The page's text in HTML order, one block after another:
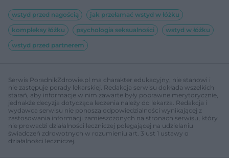
wstyd przed nagością
jak przełamać wstyd w łóżku
kompleksy łóżku
psychologia seksualności
wstyd w łóżku
wstyd przed partnerem
Serwis PoradnikZdrowie.pl ma charakter edukacyjny, nie stanowi i
nie zastępuje porady lekarskiej. Redakcja serwisu dokłada wszelkich
starań, aby informacje w nim zawarte były poprawne merytorycznie,
jednakże decyzja dotycząca leczenia należy do lekarza. Redakcja i
wydawca serwisu nie ponoszą odpowiedzialności wynikającej z
zastosowania informacji zamieszczonych na stronach serwisu, który
nie prowadzi działalności leczniczej polegającej na udzielaniu
świadczeń zdrowotnych w rozumieniu art. 3 ust 1 ustawy o
działalności leczniczej.